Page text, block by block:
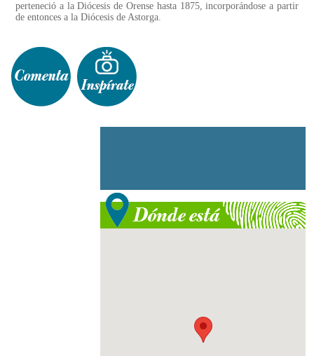
perteneció a la Diócesis de Orense hasta 1875, incorporándose a partir
de entonces a la Diócesis de Astorga.